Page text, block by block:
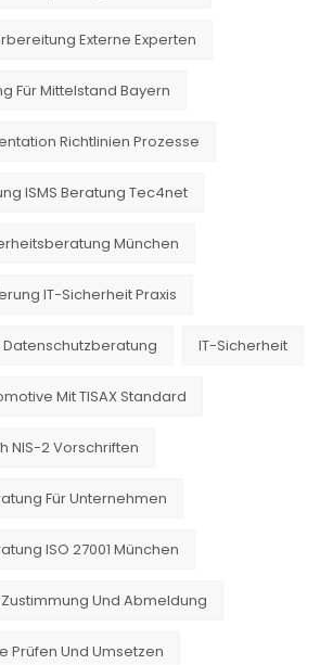
Externe Experten
Für Mittelstand Bayern
Richtlinien Prozesse
ISMS Beratung Tec4net
München
IT-Sicherheit Praxis
IT-Sicherheit
Mit TISAX Standard
NIS-2 Vorschriften
Für Unternehmen
ISO 27001 München
Und Abmeldung
Prüfen Und Umsetzen